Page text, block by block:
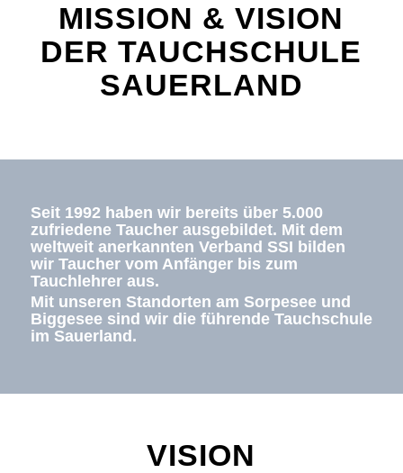
MISSION & VISION
DER TAUCHSCHULE
SAUERLAND
Seit 1992 haben wir bereits über 5.000
zufriedene Taucher ausgebildet. Mit dem
weltweit anerkannten Verband SSI bilden
wir Taucher vom Anfänger bis zum
Tauchlehrer aus.
Mit unseren Standorten am Sorpesee und
Biggesee sind wir die führende Tauchschule
im Sauerland.
VISION